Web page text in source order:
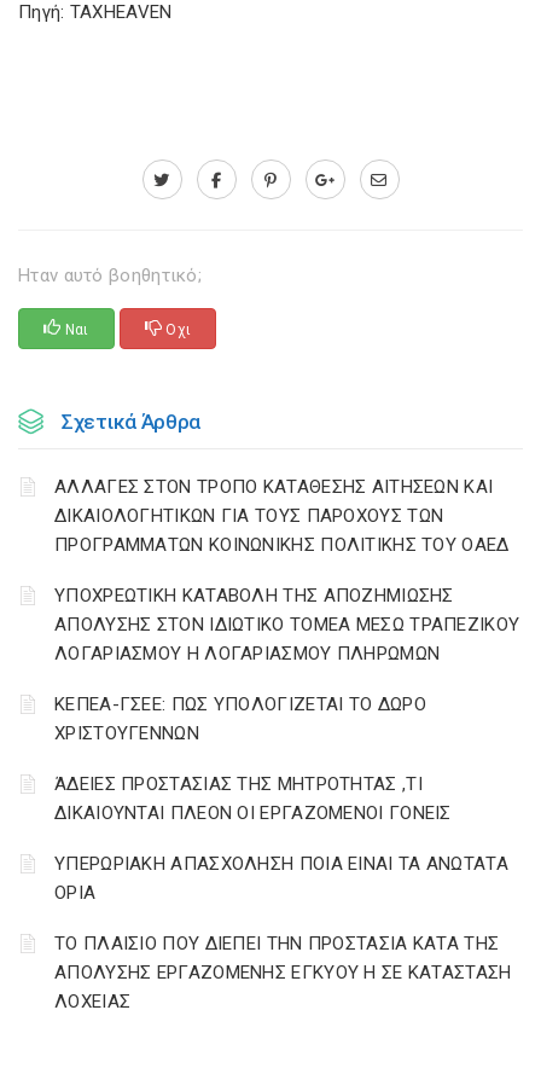
Πηγή: TAXHEAVEN
Ηταν αυτό βοηθητικό;
Ναι Οχι
Σχετικά Άρθρα
ΑΛΛΑΓΕΣ ΣΤΟΝ ΤΡΟΠΟ ΚΑΤΑΘΕΣΗΣ ΑΙΤΗΣΕΩΝ ΚΑΙ
ΔΙΚΑΙΟΛΟΓΗΤΙΚΩΝ ΓΙΑ ΤΟΥΣ ΠΑΡΟΧΟΥΣ ΤΩΝ
ΠΡΟΓΡΑΜΜΑΤΩΝ ΚΟΙΝΩΝΙΚΗΣ ΠΟΛΙΤΙΚΗΣ ΤΟΥ ΟΑΕΔ
YΠΟΧΡΕΩΤΙΚΗ ΚΑΤΑΒΟΛΗ ΤΗΣ ΑΠΟΖΗΜΙΩΣΗΣ
ΑΠΟΛΥΣΗΣ ΣΤΟΝ ΙΔΙΩΤΙΚΟ ΤΟΜΕΑ ΜΕΣΩ ΤΡΑΠΕΖΙΚΟΥ
ΛΟΓΑΡΙΑΣΜΟΥ Η ΛΟΓΑΡΙΑΣΜΟΥ ΠΛΗΡΩΜΩΝ
ΚΕΠΕΑ-ΓΣΕΕ: ΠΩΣ ΥΠΟΛΟΓΙΖΕΤΑΙ ΤΟ ΔΩΡΟ
ΧΡΙΣΤΟΥΓΕΝΝΩΝ
ΆΔΕΙΕΣ ΠΡΟΣΤΑΣΙΑΣ ΤΗΣ ΜΗΤΡΟΤΗΤΑΣ ,ΤΙ
ΔΙΚΑΙΟΥΝΤΑΙ ΠΛΕΟΝ ΟΙ ΕΡΓΑΖΟΜΕΝΟΙ ΓΟΝΕΙΣ
ΥΠΕΡΩΡΙΑΚΗ ΑΠΑΣΧΟΛΗΣΗ ΠΟΙΑ ΕΙΝΑΙ ΤΑ ΑΝΩΤΑΤΑ
ΟΡΙΑ
ΤΟ ΠΛΑΙΣΙΟ ΠΟΥ ΔΙΕΠΕΙ ΤΗΝ ΠΡΟΣΤΑΣΙΑ ΚΑΤΑ ΤΗΣ
ΑΠΟΛΥΣΗΣ ΕΡΓΑΖΟΜΕΝΗΣ ΕΓΚΥΟΥ Η ΣΕ ΚΑΤΑΣΤΑΣΗ
ΛΟΧΕΙΑΣ